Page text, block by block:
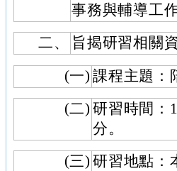
事務與輔導工
二、
旨揭研習相關
(一) 課程主題：
(二) 研習時間：
分。
(三) 研習地點：